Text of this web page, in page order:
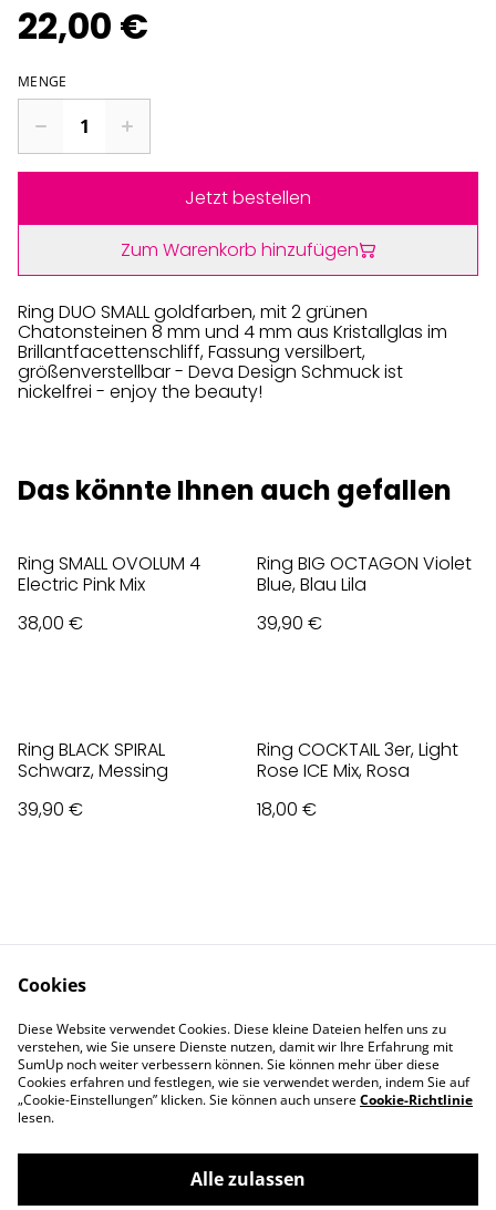
22,00 €
MENGE
Jetzt bestellen
Zum Warenkorb hinzufügen
Ring DUO SMALL goldfarben, mit 2 grünen
Chatonsteinen 8 mm und 4 mm aus Kristallglas im
Brillantfacettenschliff, Fassung versilbert,
größenverstellbar - Deva Design Schmuck ist
nickelfrei - enjoy the beauty!
Das könnte Ihnen auch gefallen
Ring SMALL OVOLUM 4
Electric Pink Mix
38,00 €
Ring BIG OCTAGON Violet
Blue, Blau Lila
39,90 €
Ring BLACK SPIRAL
Schwarz, Messing
39,90 €
Ring COCKTAIL 3er, Light
Rose ICE Mix, Rosa
18,00 €
Privacy Policy
Cookie Policy
Impressum
Cookies
Diese Website verwendet Cookies. Diese kleine Dateien helfen uns zu
verstehen, wie Sie unsere Dienste nutzen, damit wir Ihre Erfahrung mit
SumUp noch weiter verbessern können. Sie können mehr über diese
Cookies erfahren und festlegen, wie sie verwendet werden, indem Sie auf
„Cookie-Einstellungen” klicken. Sie können auch unsereCookie-Richtlinie
lesen.
Alle zulassen